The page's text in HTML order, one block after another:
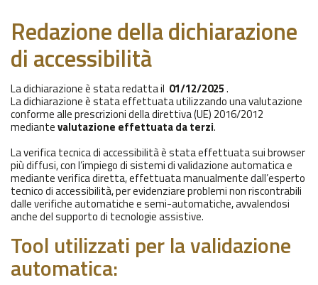
Redazione della dichiarazione
di accessibilità
La dichiarazione è stata redatta il 01/12/2025.
La dichiarazione è stata effettuata utilizzando una valutazione
conforme alle prescrizioni della direttiva (UE) 2016/2012
mediantevalutazione effettuata da terzi.
La verifica tecnica di accessibilità è stata effettuata sui browser
più diffusi, con l’impiego di sistemi di validazione automatica e
mediante verifica diretta, effettuata manualmente dall’esperto
tecnico di accessibilità, per evidenziare problemi non riscontrabili
dalle verifiche automatiche e semi-automatiche, avvalendosi
anche del supporto di tecnologie assistive.
Tool utilizzati per la validazione
automatica: